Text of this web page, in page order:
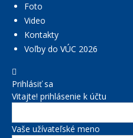
Foto
Video
Kontakty
Voľby do VÚC 2026
Prihlásiť sa
Vitajte! prihlásenie k účtu
Vaše užívateľské meno